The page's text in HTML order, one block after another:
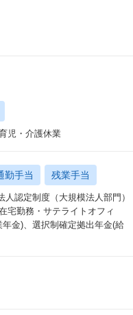
児・介護休業
勤手当 残業手当
認定制度（大規模法人部門）
宅勤務・サテライトオフィ
金)、選択制確定拠出年金(給